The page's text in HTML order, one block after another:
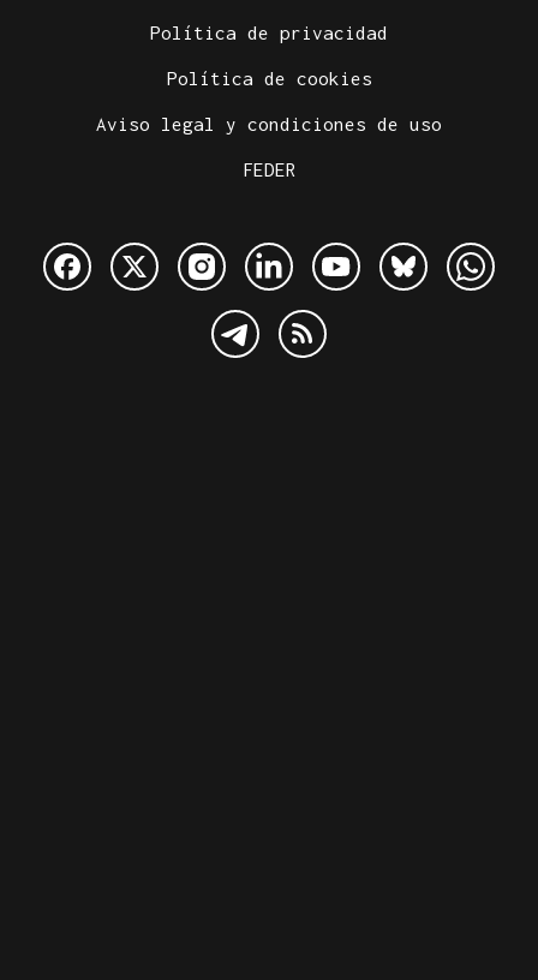
Política de privacidad
Política de cookies
Aviso legal y condiciones de uso
FEDER